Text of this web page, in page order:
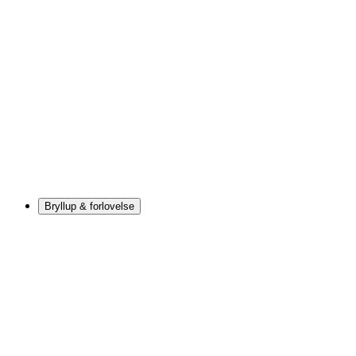
Bryllup & forlovelse